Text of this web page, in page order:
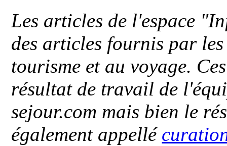
Les articles de l'espace
des articles fournis par
tourisme et au voyage.
résultat de travail de
sejour.com mais bien le
également appellé